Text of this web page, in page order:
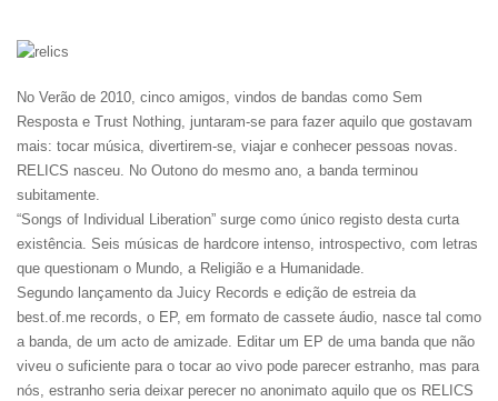
No Verão de 2010, cinco amigos, vindos de bandas como Sem
Resposta e Trust Nothing, juntaram-se para fazer aquilo que gostavam
mais: tocar música, divertirem-se, viajar e conhecer pessoas novas.
RELICS nasceu. No Outono do mesmo ano, a banda terminou
subitamente.
“Songs of Individual Liberation” surge como único registo desta curta
existência. Seis músicas de hardcore intenso, introspectivo, com letras
que questionam o Mundo, a Religião e a Humanidade.
Segundo lançamento da Juicy Records e edição de estreia da
best.of.me records, o EP, em formato de cassete áudio, nasce tal como
a banda, de um acto de amizade. Editar um EP de uma banda que não
viveu o suficiente para o tocar ao vivo pode parecer estranho, mas para
nós, estranho seria deixar perecer no anonimato aquilo que os RELICS